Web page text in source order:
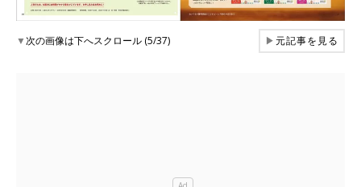
▼次の画像は下へスクロール (5/37) ▶元記事を見る